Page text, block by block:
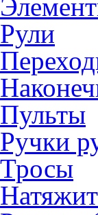
Рули
Пульты
Ручки
Тросы